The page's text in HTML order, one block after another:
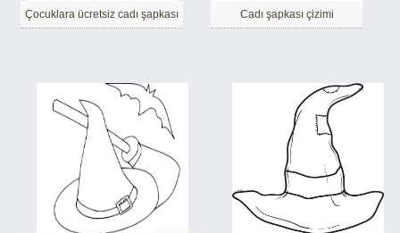
Çocuklara ücretsiz cadı şapkası Cadı şapkası çizimi